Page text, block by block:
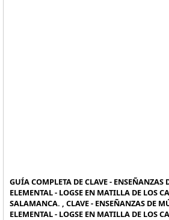
GUÍA COMPLETA DE CLAVE - ENSEÑANZAS
ELEMENTAL - LOGSE EN MATILLA DE LOS
SALAMANCA. , CLAVE - ENSEÑANZAS DE
ELEMENTAL - LOGSE EN MATILLA DE LOS